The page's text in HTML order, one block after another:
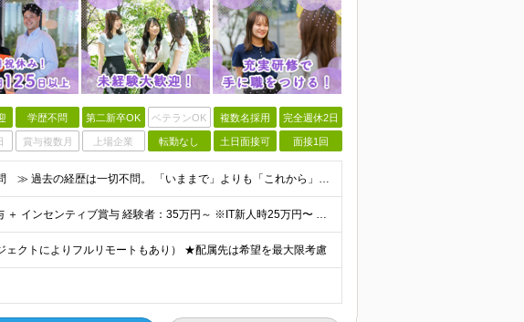
学歴不問 第二新卒OK ベテランOK 複数名採用 完全週休2日
賞与複数月 上場企業 転勤なし 土日面接可 面接1回
≪ 未経験歓迎／学歴・職歴不問 ≫ 過去の経歴は一切不問。 「いままで」よりも「これから」を 重視した採用を行っています！ ▼▼こんな想いがある方大歓迎▼▼ ・WEBデザインに興味がある！ ・自由な
⽉給30万円〜50万円 ＋ 業績賞与 ＋ インセンティブ賞与 経験者：35万円～ ※IT新人時25万円〜 ※経験・スキルを考慮の上、決定します。 ※経験者は別途優遇！ ★試⽤期間：3ヶ⽉ ★学
クトによりフルリモートもあり） ★配属先は希望を最⼤限考慮